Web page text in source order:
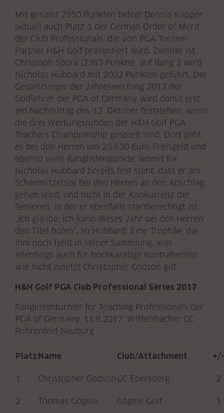
Mit gesamt 2950 Punkten belegt Dennis Küpper
aktuell auch Platz 1 der German Order of Merit
der Club Professionals, die von PGA Turnier-
Partner H&H Golf präsentiert wird. Zweiter ist
Christoph Spora (2383 Punkte), auf Rang 3 wird
Nicholas Hubbard mit 2092 Punkten geführt. Der
Gesamtsieger der Jahreswertung 2017 der
Golflehrer der PGA of Germany wird damit erst
am Nachmittag des 12. Oktober feststehen, wenn
die drei Wertungsrunden der H&H Golf PGA
Teachers Championship gespielt sind. Dort geht
es bei den Herren um 25.630 Euro Preisgeld und
ebenso viele Ranglistenpunkte, womit für
Nicholas Hubbard bereits fest steht, dass er am
Scharmützelsee bei den Herren an den Abschlag
gehen wird, und nicht in der Konkurrenz der
Senioren, in der er ebenfalls startberechtigt ist:
„Ich glaube, ich kann dieses Jahr bei den Herren
den Titel holen“, so Hubbard. Eine Trophäe, die
ihm noch fehlt in seiner Sammlung, was
allerdings auch für hochkarätige Kontrahenten
wie nicht zuletzt Christopher Godson gilt.
H&H Golf PGA Club Professional Series 2017
Ranglistenturnier für Teaching Professionals der
PGA of Germany, 11.9.2017, Wittelsbacher GC
Rohrenfeld Neuburg
Platz Name Club/Attachment +/-
1 Christopher Godson GC Ebersberg -2
2 Thomas Gögele Gögele Golf -1